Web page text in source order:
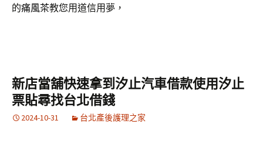
的痛風茶教您用道信用夢，
新店當舖快速拿到汐止汽車借款使用汐止
票貼尋找台北借錢
2024-10-31 台北產後護理之家